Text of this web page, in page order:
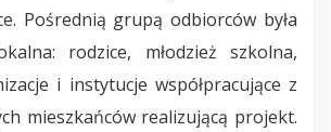
Pośrednią grupą odbiorców była
rodzice, młodzież szkolna,
i instytucje współpracujące z
mieszkańców realizującą projekt.